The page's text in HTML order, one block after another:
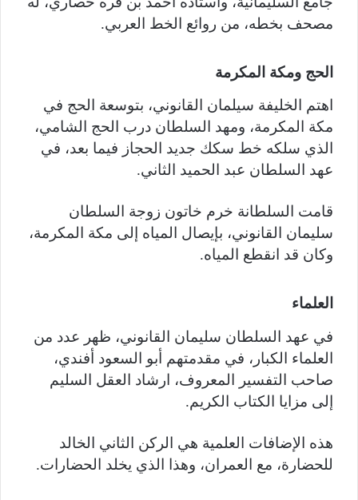
مصحف بخطه، من روائع الخط العربي.
الحج ومكة المكرمة
اهتم الخليفة سيلمان القانوني، بتوسعة الحج في
مكة المكرمة، ومهد السلطان درب الحج الشامي،
الذي سلكه خط سكك جديد الحجاز فيما بعد، في
عهد السلطان عبد الحميد الثاني.
قامت السلطانة خرم خاتون زوجة السلطان
سليمان القانوني، بإيصال المياه إلى مكة المكرمة،
وكان قد انقطع المياه.
العلماء
في عهد السلطان سليمان القانوني، ظهر عدد من
العلماء الكبار، في مقدمتهم أبو السعود أفندي،
صاحب التفسير المعروف، ارشاد العقل السليم
إلى مزايا الكتاب الكريم.
هذه الإضافات العلمية هي الركن الثاني الخالد
للحضارة، مع العمران، وهذا الذي يخلد الحضارات.